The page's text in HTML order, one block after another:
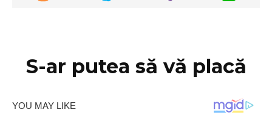
S-ar putea să vă placă